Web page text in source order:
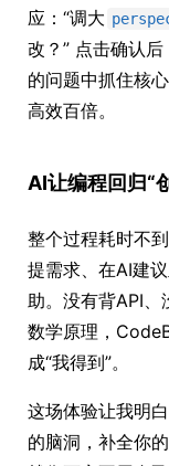
应：“调大
改？” 点击确认
的问题中抓住核
高效百倍。
AI让编程回归“
整个过程耗时不
提需求、在AI建
助。没有背API、
数学原理，
成“我得到”。
这场体验让我明
的脑洞，补全你